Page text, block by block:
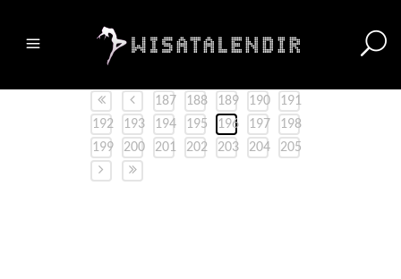
187 188 189 190
191
192
193 194 195 196 197
198
199
200 201 202 203 204 205